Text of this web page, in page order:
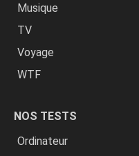
Musique
TV
Voyage
WTF
NOS TESTS
Ordinateur